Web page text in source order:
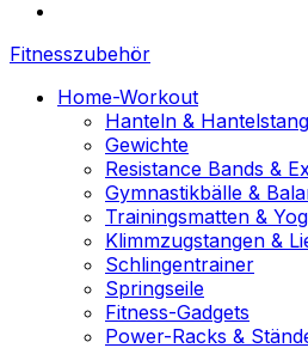
Fitnesszubehör
Home-Workout
Hanteln &
Gewichte
Resistance Bands &
Gymnastikbälle &
Trainingsmatten &
Klimmzugstangen &
Schlingentrainer
Springseile
Fitness-Gadgets
Power-Racks &